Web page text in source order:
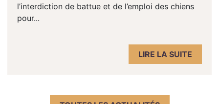
l’interdiction de battue et de l’emploi des chiens
pour...
LIRE LA SUITE